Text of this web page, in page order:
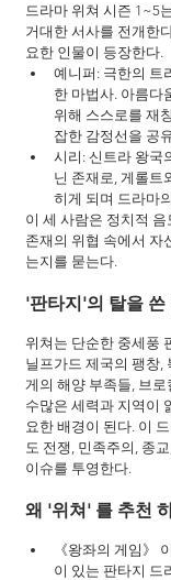
드라마 위쳐 시즌 1~5
거대한 서사를 전개한
요한 인물이 등장한다.
예니퍼: 극한의 트
한 마법사. 아름다
위해 스스로를 재
잡한 감정선을 공
시리: 신트라 왕국
닌 존재로, 게롤트
히게 되며 드라마
이 세 사람은 정치적
존재의 위협 속에서 자
는지를 묻는다.
'판타지'의 탈을 쓴
위쳐는 단순한 중세풍
닐프가드 제국의 팽창,
게의 해양 부족들, 브
수많은 세력과 지역이
요한 배경이 된다. 이
도 전쟁, 민족주의, 종
이슈를 투영한다.
왜 '위쳐' 를 추천
《왕좌의 게임》
이 있는 판타지 드